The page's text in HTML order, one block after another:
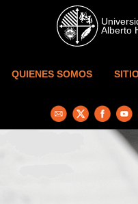
Skip to main content
QUIENES SOMOS